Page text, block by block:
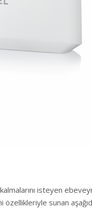
isteyen
sunan